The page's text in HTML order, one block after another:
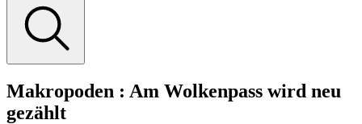
Makropoden : Am Wolkenpass wird neu
gezählt